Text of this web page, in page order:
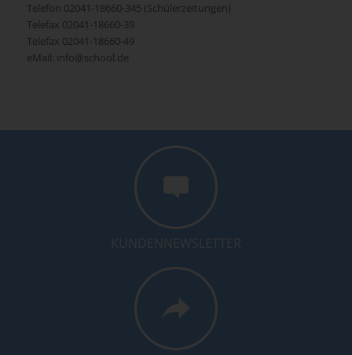
Telefon 02041-18660-345 (Schülerzeitungen)
Telefax 02041-18660-39
Telefax 02041-18660-49
eMail: info@school.de
KUNDENNEWSLETTER